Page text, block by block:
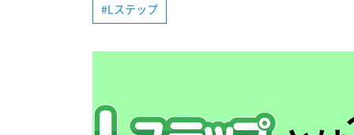
Lステップ